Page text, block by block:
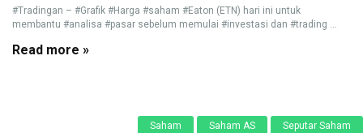
#Tradingan – #Grafik #Harga #saham #Eaton (ETN) hari ini untuk
membantu #analisa #pasar sebelum memulai #investasi dan #trading ...
Read more »
Saham Saham AS Seputar Saham